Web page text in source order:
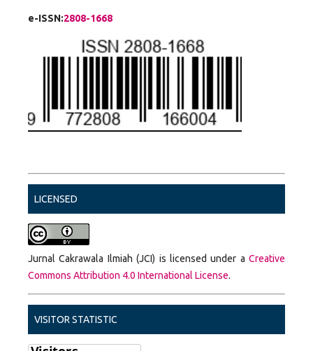
e-ISSN:2808-1668
LICENSED
Jurnal Cakrawala Ilmiah (JCI) is licensed under aCreative
Commons Attribution 4.0 International License.
VISITOR STATISTIC